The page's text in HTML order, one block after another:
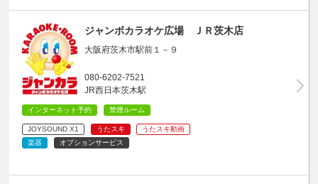
ジャンボカラオケ広場 ＪＲ茨木店
大阪府茨木市駅前１－９
080-6202-7521
JR西日本茨木駅
インターネット予約 禁煙ルーム
JOYSOUND X1 うたスキ
うたスキ動画
楽器
オプションサービス